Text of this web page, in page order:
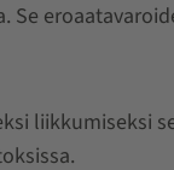
Se
liikkumiseksi